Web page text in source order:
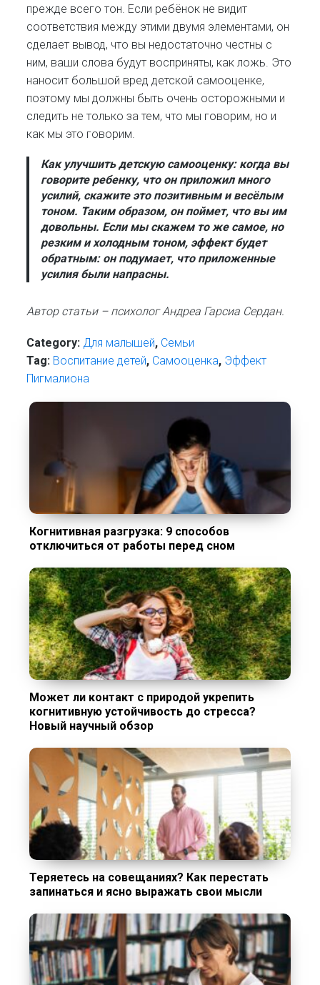
прежде всего тон. Если ребёнок не видит
соответствия между этими двумя элементами, он
сделает вывод, что вы недостаточно честны с
ним, ваши слова будут восприняты, как ложь. Это
наносит большой вред детской самооценке,
поэтому мы должны быть очень осторожными и
следить не только за тем, что мы говорим, но и
как мы это говорим.
Как улучшить детскую самооценку:когда вы
говорите ребенку, что он приложил много
усилий, скажите это позитивным и весёлым
тоном. Таким образом, он поймет, что вы им
довольны. Если мы скажем то же самое, но
резким и холодным тоном, эффект будет
обратным: он подумает, что приложенные
усилия были напрасны.
Автор статьи – психолог Андреа Гарсиа Сердан.
Category: Для малышей, Семьи
Tag: Воспитание детей, Самооценка, Эффект
Пигмалиона
Когнитивная разгрузка: 9 способов
отключиться от работы перед сном
Может ли контакт с природой укрепить
когнитивную устойчивость до стресса?
Новый научный обзор
Теряетесь на совещаниях? Как перестать
запинаться и ясно выражать свои мысли